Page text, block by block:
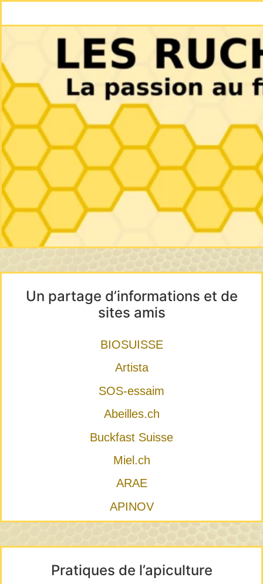
Un partage d’informations et de
sites amis
BIOSUISSE
Artista
SOS-essaim
Abeilles.ch
Buckfast Suisse
Miel.ch
ARAE
APINOV
Pratiques de l’apiculture